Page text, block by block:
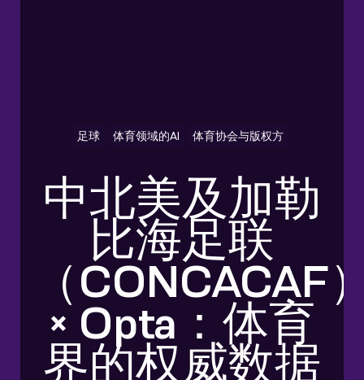
足球 体育领域的AI 体育协会与版权方
中北美及加勒
比海足联
（CONCACAF
× Opta：体育
界的权威数据